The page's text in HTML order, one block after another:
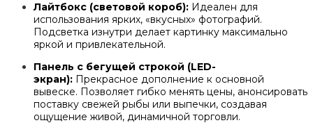
Лайтбокс (световой короб): Идеален для
использования ярких, «вкусных» фотографий.
Подсветка изнутри делает картинку максимально
яркой и привлекательной.
Панель с бегущей строкой (LED-
экран): Прекрасное дополнение к основной
вывеске. Позволяет гибко менять цены, анонсировать
поставку свежей рыбы или выпечки, создавая
ощущение живой, динамичной торговли.